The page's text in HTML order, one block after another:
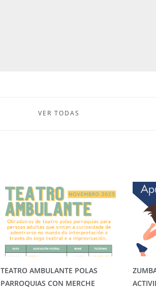
VER TODAS
TEATRO AMBULANTE POLAS
PARROQUIAS CON MERCHE